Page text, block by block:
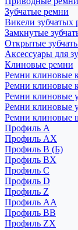
Зубчатые ремни
Викели зубчатых
Замкнутые
Открытые
Аксессуары для
Клиновые ремни
Ремни клиновые
Ремни клиновые
Ремни клиновые
Ремни клиновые
Ремни клиновые
Профиль A
Профиль AX
Профиль B (Б)
Профиль BX
Профиль C
Профиль D
Профиль Z
Профиль АА
Профиль BB
Профиль ZX